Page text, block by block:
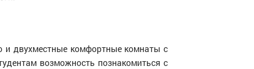
и двухместные комфортные комнаты с
возможность познакомиться с